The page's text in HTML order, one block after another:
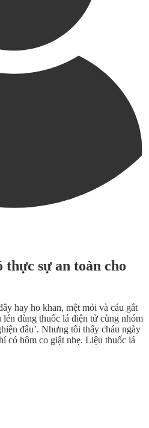
sự an toàn cho
hay ho khan, mệt mỏi và cáu gắt
dùng thuốc lá điện tử cùng nhóm
đâu’. Nhưng tôi thấy cháu ngày
có hôm co giật nhẹ. Liệu thuốc lá